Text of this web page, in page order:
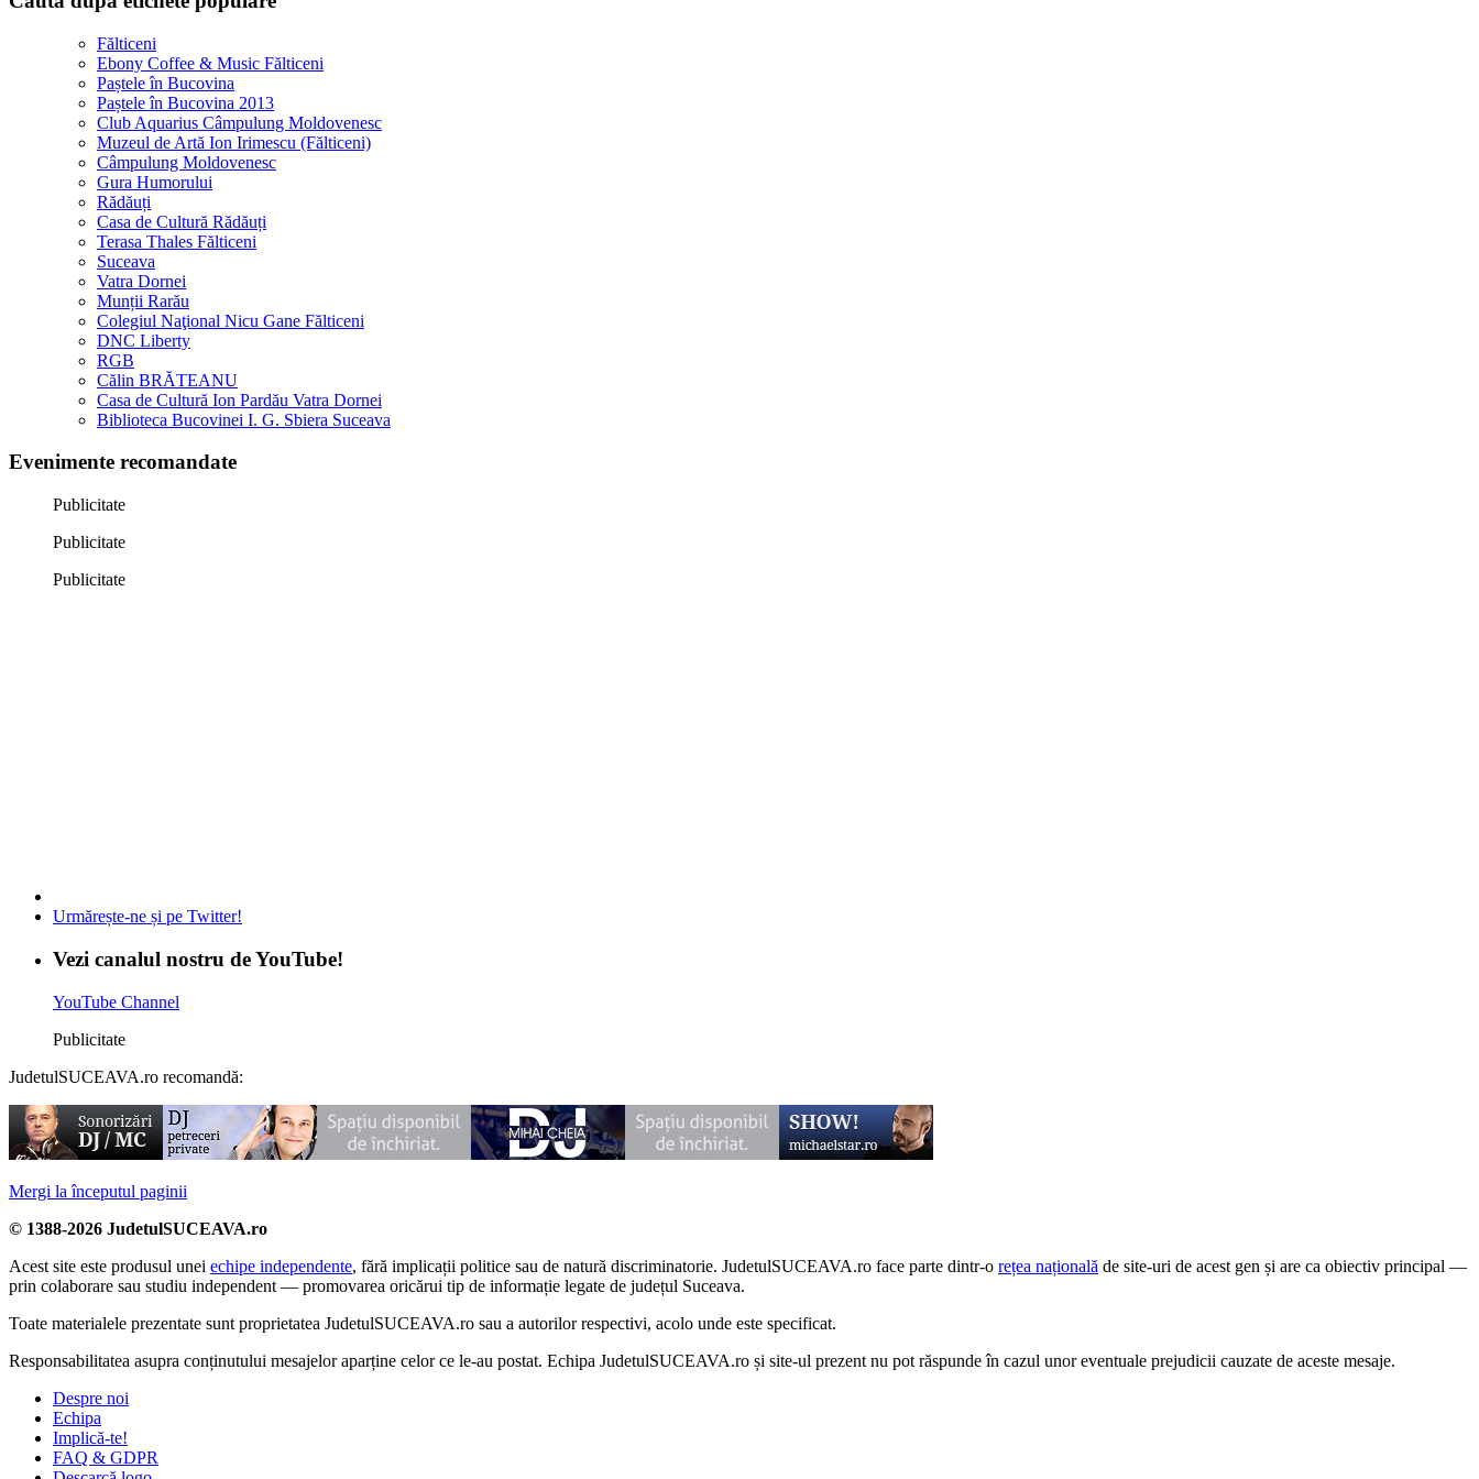
Fălticeni
Ebony Coffee & Music Fălticeni
Paștele în Bucovina
Paștele în Bucovina 2013
Club Aquarius Câmpulung Moldovenesc
Muzeul de Artă Ion Irimescu (Fălticeni)
Câmpulung Moldovenesc
Gura Humorului
Rădăuți
Casa de Cultură Rădăuți
Terasa Thales Fălticeni
Suceava
Vatra Dornei
Munții Rarău
Colegiul Naţional Nicu Gane Fălticeni
DNC Liberty
RGB
Călin BRĂTEANU
Casa de Cultură Ion Pardău Vatra Dornei
Biblioteca Bucovinei I. G. Sbiera Suceava
Evenimente recomandate
Publicitate
Publicitate
Publicitate
Urmărește-ne și pe Twitter!
Vezi canalul nostru de YouTube!
YouTube Channel
Publicitate
JudetulSUCEAVA.ro recomandă:
Mergi la începutul paginii
© 1388-2026 JudetulSUCEAVA.ro
Acest site este produsul unei echipe independente, fără implicații politice sau de natură discriminatorie. JudetulSUCEAVA.ro face parte dintr-o rețea națională de site-uri de acest gen și are ca obiectiv principal —
prin colaborare sau studiu independent — promovarea oricărui tip de informație legate de județul Suceava.
Toate materialele prezentate sunt proprietatea JudetulSUCEAVA.ro sau a autorilor respectivi, acolo unde este specificat.
Responsabilitatea asupra conținutului mesajelor aparține celor ce le-au postat. Echipa JudetulSUCEAVA.ro și site-ul prezent nu pot răspunde în cazul unor eventuale prejudicii cauzate de aceste mesaje.
Despre noi
Echipa
Implică-te!
FAQ & GDPR